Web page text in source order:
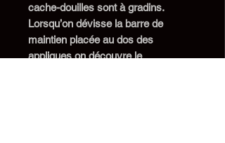
cache-douilles sont à gradins.
Lorsqu’on dévisse la barre de
maintien placée au dos des
appliques on découvre le